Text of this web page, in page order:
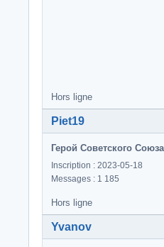
Hors ligne
Piet19
Герой Советского Союза
Inscription : 2023-05-18
Messages : 1 185
Hors ligne
Yvanov